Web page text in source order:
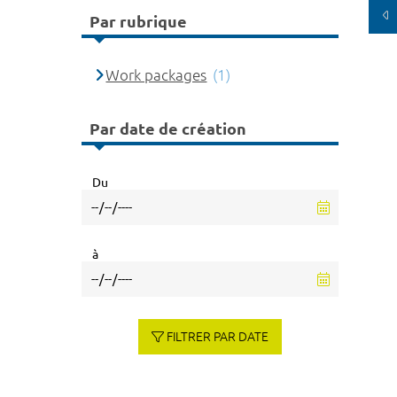
Par rubrique
Work packages (1)
Par date de création
Du
à
FILTRER PAR DATE